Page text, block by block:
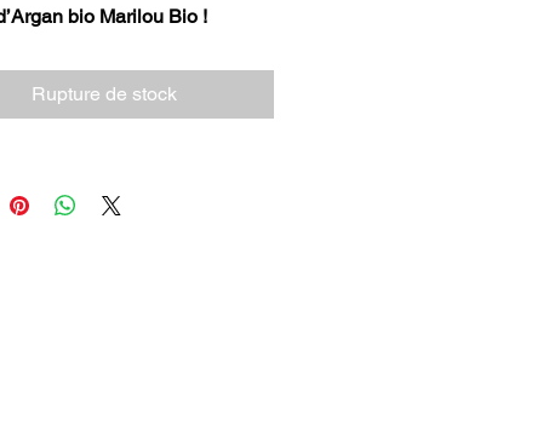
bio Marilou Bio !
concentré de bienfaits
pour hydrater, nourrir et
enHuile d’Argan bio
et régénérantes,
Rupture de stock